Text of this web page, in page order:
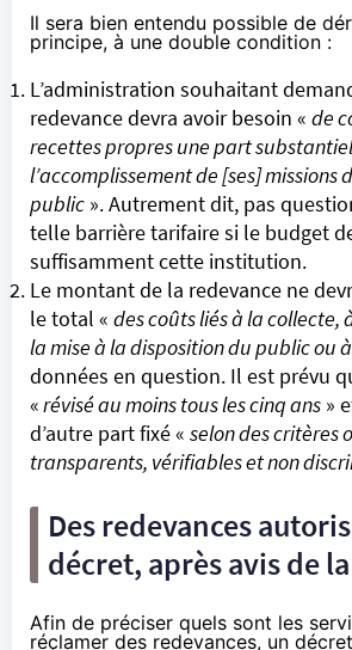
Il sera bien entendu possible de
principe, à une double condition :
L’administration souhaitant
redevance devra avoir besoin « de
recettes propres une part
l’accomplissement de [ses] missions
public ». Autrement dit, pas
telle barrière tarifaire si le budget
suffisamment cette institution.
Le montant de la redevance ne
le total « des coûts liés à la collecte,
la mise à la disposition du public ou
données en question. Il est prévu
«révisé au moins tous les cinq ans »
d’autre part fixé « selon des critères
transparents, vérifiables et non
Des redevances
décret, après avis de la
Afin de préciser quels sont les
réclamer des redevances, un